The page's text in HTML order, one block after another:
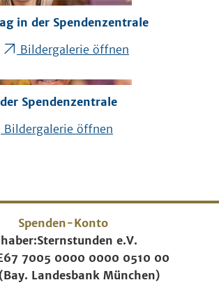
in der Spendenzentrale
Bildergalerie öffnen
Spendenzentrale
Bildergalerie öffnen
Spenden-Konto
Sternstunden e.V.
7005 0000 0000 0510 00
(Bay. Landesbank München)